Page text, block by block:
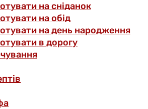
на сніданок
на обід
на день народження
в дорогу